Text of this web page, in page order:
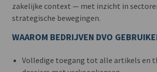
zakelijke context — met inzicht in
strategische bewegingen.
WAAROM BEDRIJVEN DVO
Volledige toegang tot alle artikels en